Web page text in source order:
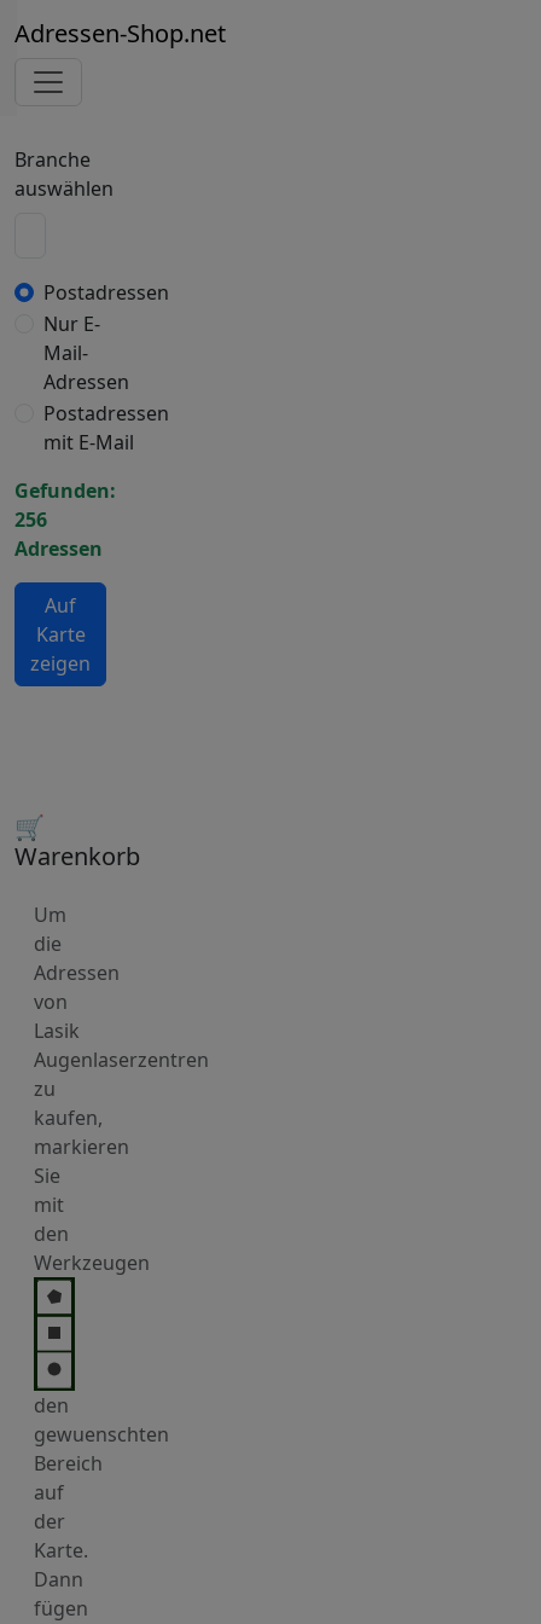
Adressen-Shop.net
Branche
auswählen
Postadressen
Nur E-
Mail-
Adressen
Postadressen
mit E-Mail
Gefunden:
256
Adressen
Auf
Karte
zeigen
🛒
Warenkorb
Um
die
Adressen
von
Lasik
Augenlaserzentren
zu
kaufen,
markieren
Sie
mit
den
Werkzeugen
den
gewuenschten
Bereich
auf
der
Karte.
Dann
fügen